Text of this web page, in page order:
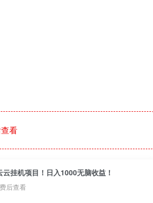
看
挂机项目！日入1000无脑收益！
后查看